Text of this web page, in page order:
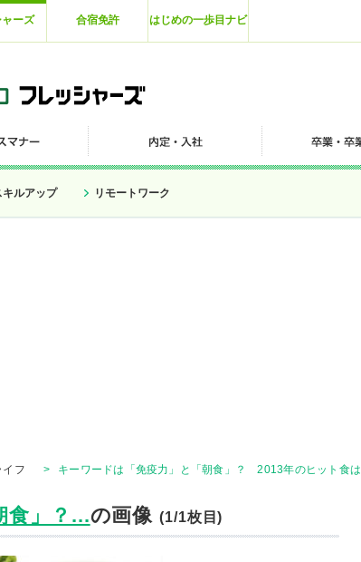
ーズ 合宿免許 はじめの一歩目ナビ
キルアップ リモートワーク
イフ > キーワードは「免疫力」と「朝食」？ 2013年のヒット食は
食」？...の画像(1/1枚目)